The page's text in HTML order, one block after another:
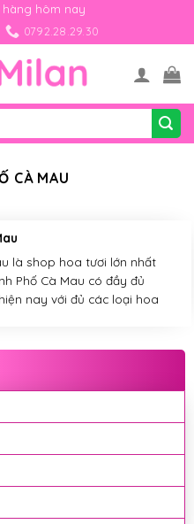
hàng hôm nay
0792.28.29.30
CÀ MAU
là shop hoa tươi lớn nhất
Phố Cà Mau có đầy đủ
nay với đủ các loại hoa